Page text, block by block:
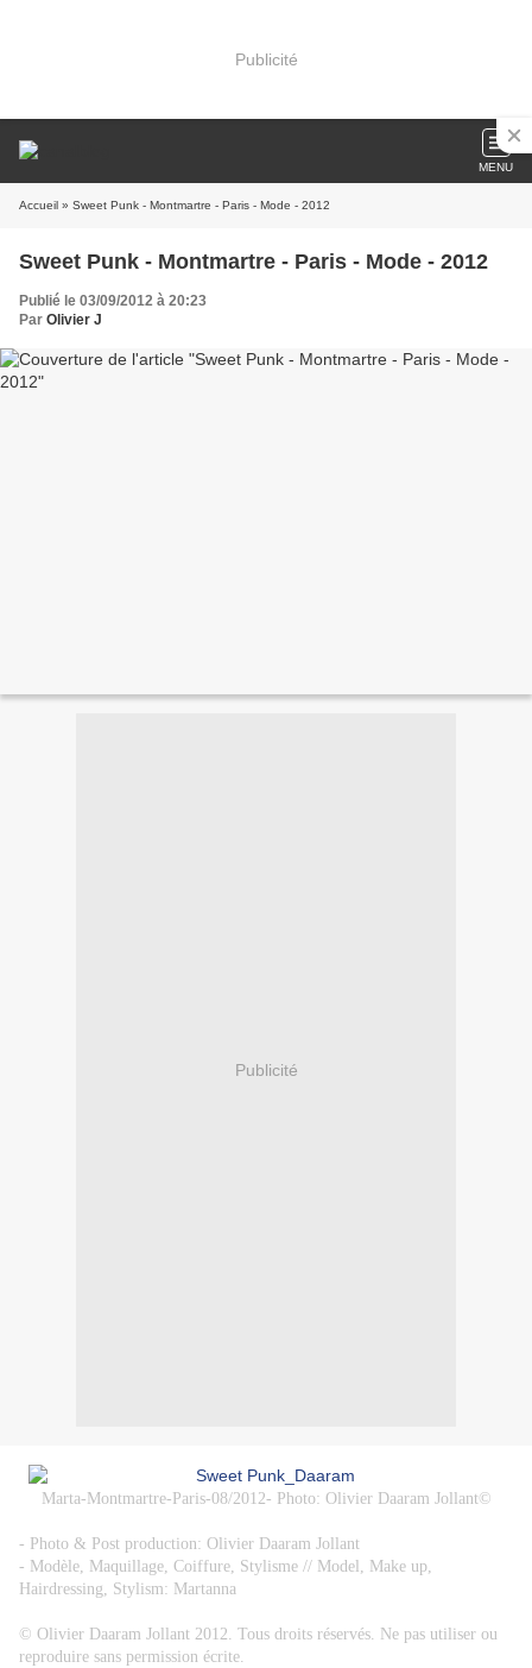
Publicité
MENU
Accueil » Sweet Punk - Montmartre - Paris - Mode - 2012
Sweet Punk - Montmartre - Paris - Mode - 2012
Publié le 03/09/2012 à 20:23
Par Olivier J
Publicité
Marta-Montmartre-Paris-08/2012- Photo: Olivier Daaram Jollant©
- Photo & Post production: Olivier Daaram Jollant
- Modèle, Maquillage, Coiffure, Stylisme // Model, Make up,
Hairdressing, Stylism: Martanna
© Olivier Daaram Jollant 2012. Tous droits réservés. Ne pas utiliser ou
reproduire sans permission écrite.